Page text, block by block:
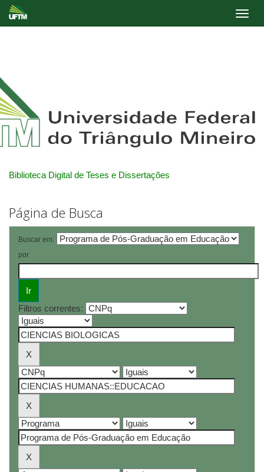
Biblioteca Digital de Teses e Dissertações
Página de Busca
Buscar em:
por
Filtros correntes: